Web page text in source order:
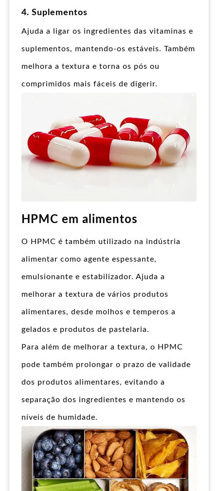
4. Suplementos
Ajuda a ligar os ingredientes das vitaminas e
suplementos, mantendo-os estáveis. Também
melhora a textura e torna os pós ou
comprimidos mais fáceis de digerir.
HPMC em alimentos
O HPMC é também utilizado na indústria
alimentar como agente espessante,
emulsionante e estabilizador. Ajuda a
melhorar a textura de vários produtos
alimentares, desde molhos e temperos a
gelados e produtos de pastelaria.
Para além de melhorar a textura, o HPMC
pode também prolongar o prazo de validade
dos produtos alimentares, evitando a
separação dos ingredientes e mantendo os
níveis de humidade.